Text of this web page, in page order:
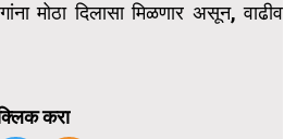
मोठा दिलासा मिळणार असून, वाढीव
करा